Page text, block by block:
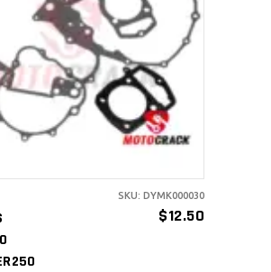
AÑADIR AL CARRITO
$12.50
SKU: DYMK000030